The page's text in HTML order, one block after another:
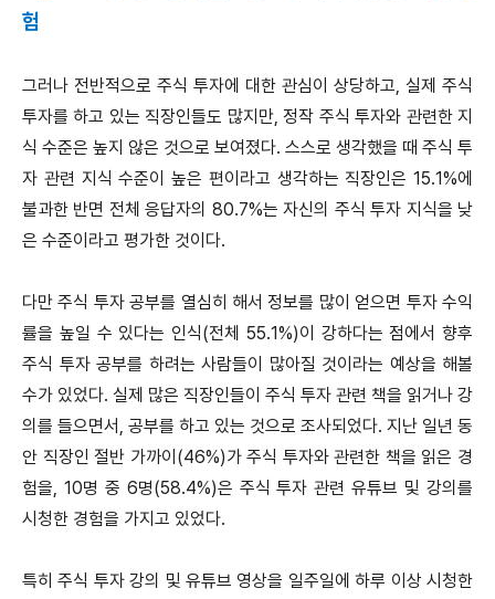
험
그러나 전반적으로 주식 투자에 대한 관심이 상당하고, 실제 주식
투자를 하고 있는 직장인들도 많지만, 정작 주식 투자와 관련한 지
식 수준은 높지 않은 것으로 보여졌다. 스스로 생각했을 때 주식 투
자 관련 지식 수준이 높은 편이라고 생각하는 직장인은 15.1%에
불과한 반면 전체 응답자의 80.7%는 자신의 주식 투자 지식을 낮
은 수준이라고 평가한 것이다.
다만 주식 투자 공부를 열심히 해서 정보를 많이 얻으면 투자 수익
률을 높일 수 있다는 인식(전체 55.1%)이 강하다는 점에서 향후
주식 투자 공부를 하려는 사람들이 많아질 것이라는 예상을 해볼
수가 있었다. 실제 많은 직장인들이 주식 투자 관련 책을 읽거나 강
의를 들으면서, 공부를 하고 있는 것으로 조사되었다. 지난 일년 동
안 직장인 절반 가까이(46%)가 주식 투자와 관련한 책을 읽은 경
험을, 10명 중 6명(58.4%)은 주식 투자 관련 유튜브 및 강의를
시청한 경험을 가지고 있었다.
특히 주식 투자 강의 및 유튜브 영상을 일주일에 하루 이상 시청한